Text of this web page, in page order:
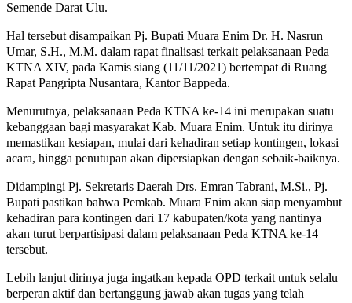
Semende Darat Ulu.
Hal tersebut disampaikan Pj. Bupati Muara Enim Dr. H. Nasrun
Umar, S.H., M.M. dalam rapat finalisasi terkait pelaksanaan Peda
KTNA XIV, pada Kamis siang (11/11/2021) bertempat di Ruang
Rapat Pangripta Nusantara, Kantor Bappeda.
Menurutnya, pelaksanaan Peda KTNA ke-14 ini merupakan suatu
kebanggaan bagi masyarakat Kab. Muara Enim. Untuk itu dirinya
memastikan kesiapan, mulai dari kehadiran setiap kontingen, lokasi
acara, hingga penutupan akan dipersiapkan dengan sebaik-baiknya.
Didampingi Pj. Sekretaris Daerah Drs. Emran Tabrani, M.Si., Pj.
Bupati pastikan bahwa Pemkab. Muara Enim akan siap menyambut
kehadiran para kontingen dari 17 kabupaten/kota yang nantinya
akan turut berpartisipasi dalam pelaksanaan Peda KTNA ke-14
tersebut.
Lebih lanjut dirinya juga ingatkan kepada OPD terkait untuk selalu
berperan aktif dan bertanggung jawab akan tugas yang telah